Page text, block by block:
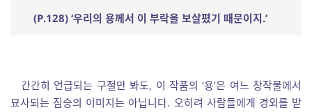
(P.128) ‘우리의 용께서 이 부락을 보살폈기 때문이지.’
간간히 언급되는 구절만 봐도, 이 작품의 ‘용’은 여느 창작물에서
묘사되는 짐승의 이미지는 아닙니다. 오히려 사람들에게 경외를 받